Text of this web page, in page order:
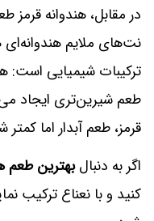
در مقابل، هندوانه قرمز
نت‌های ملایم
ترکیبات شیمیایی است:
طعم شیرین‌تری ایجاد
قرمز، طعم آبدار اما
اگر به دنبالبهترین طعم
کنید و با نعناع ترکیب